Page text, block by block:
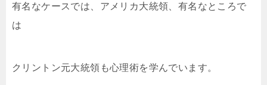
有名なケースでは、アメリカ大統領、有名なところで
は
クリントン元大統領も心理術を学んでいます。